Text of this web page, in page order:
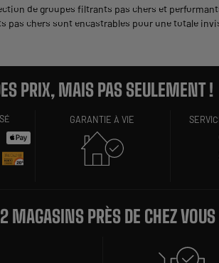
de groupes filtrants pas chers et
pas chers sont encastrables pour une totale
PRIX, MAIS PAS SEULEMENT !
GARANTIE À VIE
MAGASINS PRÈS DE CHEZ VOUS